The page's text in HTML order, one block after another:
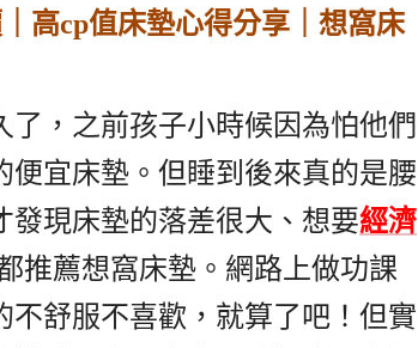
了，之前孩子小時候因為怕他們
便宜床墊。但睡到後來真的是腰
發現床墊的落差很大、想要經濟
推薦想窩床墊。網路上做功課
舒服不喜歡，就算了吧！但實